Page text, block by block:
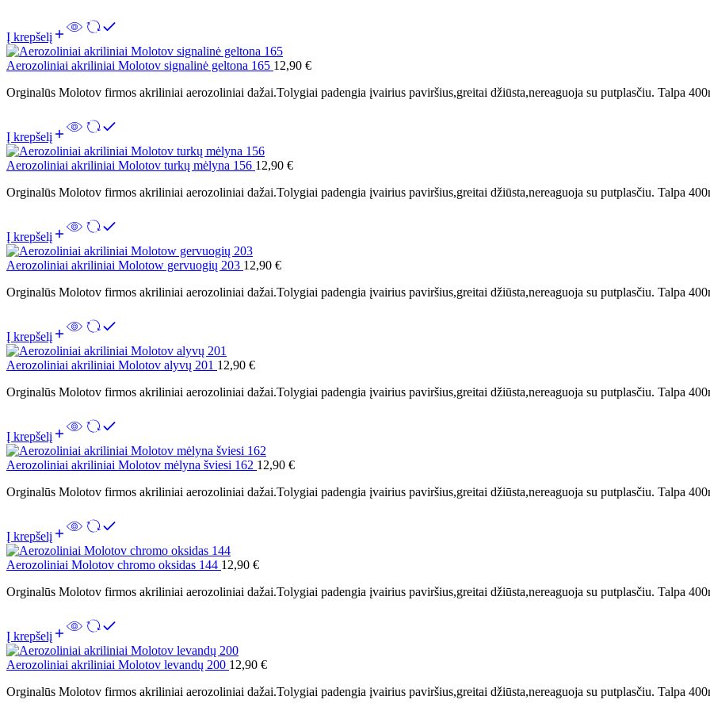
Į krepšelį
Aerozoliniai akriliniai Molotov signalinė geltona 165 12,90 €
Orginalūs Molotov firmos akriliniai aerozoliniai dažai.Tolygiai padengia įvairius paviršius,greitai džiūsta,nereaguoja su putplasčiu. Talpa
Į krepšelį
Aerozoliniai akriliniai Molotov turkų mėlyna 156 12,90 €
Orginalūs Molotov firmos akriliniai aerozoliniai dažai.Tolygiai padengia įvairius paviršius,greitai džiūsta,nereaguoja su putplasčiu. Talpa
Į krepšelį
Aerozoliniai akriliniai Molotow gervuogių 203 12,90 €
Orginalūs Molotov firmos akriliniai aerozoliniai dažai.Tolygiai padengia įvairius paviršius,greitai džiūsta,nereaguoja su putplasčiu. Talpa
Į krepšelį
Aerozoliniai akriliniai Molotov alyvų 201 12,90 €
Orginalūs Molotov firmos akriliniai aerozoliniai dažai.Tolygiai padengia įvairius paviršius,greitai džiūsta,nereaguoja su putplasčiu. Talpa
Į krepšelį
Aerozoliniai akriliniai Molotov mėlyna šviesi 162 12,90 €
Orginalūs Molotov firmos akriliniai aerozoliniai dažai.Tolygiai padengia įvairius paviršius,greitai džiūsta,nereaguoja su putplasčiu. Talpa
Į krepšelį
Aerozoliniai Molotov chromo oksidas 144 12,90 €
Orginalūs Molotov firmos akriliniai aerozoliniai dažai.Tolygiai padengia įvairius paviršius,greitai džiūsta,nereaguoja su putplasčiu. Talpa
Į krepšelį
Aerozoliniai akriliniai Molotov levandų 200 12,90 €
Orginalūs Molotov firmos akriliniai aerozoliniai dažai.Tolygiai padengia įvairius paviršius,greitai džiūsta,nereaguoja su putplasčiu. Talpa